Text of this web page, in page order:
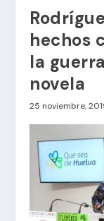
hechos
la
novela
25 noviembre,